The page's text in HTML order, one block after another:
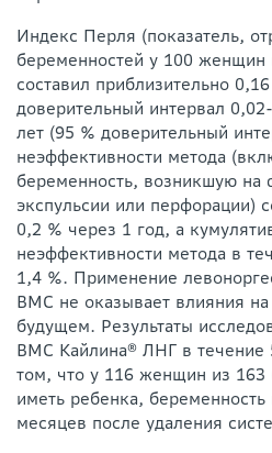
Индекс Перля (показатель,
беременностей у 100 женщин
составил приблизительно
доверительный интервал
лет (95 % доверительный
неэффективности метода
беременность, возникшую на
экспульсии или перфорации)
0,2 % через 1 год, а
неэффективности метода в
1,4 %. Применение
ВМС не оказывает влияния на
будущем. Результаты
ВМС Кайлина® ЛНГ в течение
том, что у 116 женщин из
иметь ребенка, беременность
месяцев после удаления